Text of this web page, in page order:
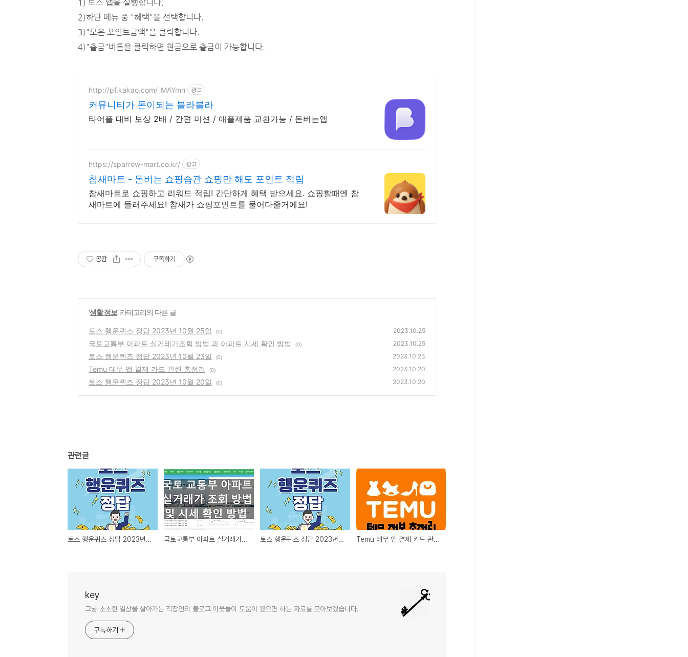
1) 토스 앱을 실행합니다.
2)하단 메뉴 중 "혜택"을 선택합니다.
3)"모은 포인트금액"을 클릭합니다.
4)"출금"버튼을 클릭하면 현금으로 출금이 가능합니다.
http://pf.kakao.com/_MAYmn 광고
커뮤니티가 돈이되는 블라블라
타어플 대비 보상 2배 / 간편 미션 / 애플제품 교환가능 / 돈버는앱
https://sparrow-mart.co.kr/ 광고
참새마트 - 돈버는 쇼핑습관 쇼핑만 해도 포인트 적립
참새마트로 쇼핑하고 리워드 적립! 간단하게 혜택 받으세요. 쇼핑할때엔 참
새마트에 들러주세요! 참새가 쇼핑포인트를 물어다줄거에요!
공감 구독하기
'생활 정보' 카테고리의 다른 글
토스 행운퀴즈 정답 2023년 10월 25일 (0) 2023.10.25
국토교통부 아파트 실거래가조회 방법 과 아파트 시세 확인 방법 (0) 2023.10.25
토스 행운퀴즈 정답 2023년 10월 23일 (0) 2023.10.23
Temu 테무 앱 결제 카드 관련 총정리 (0) 2023.10.20
토스 행운퀴즈 정답 2023년 10월 20일 (0) 2023.10.20
관련글
토스 행운퀴즈 정답 2023년 10월 25일 국토교통부 아파트 실거래가조회 방법 과 아파트 시세 확인 방법 토스 행운퀴즈 정답 2023년 10월 23일 Temu 테무 앱 결제 카드 관련 총정리
key
그냥 소소한 일상을 살아가는 직장인의 블로그 이웃들이 도움이 됬으면 하는 자료를 모아보겠습니다.
구독하기